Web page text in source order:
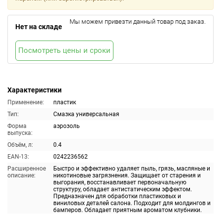
Характеристики
Применение:
пластик
Тип:
Смазка универсальная
Форма
выпуска:
аэрозоль
Объём, л:
0.4
EAN-13:
0242236562
Расширенное
описание:
Быстро и эффективно удаляет пыль, грязь, масляные и
никотиновые загрязнения. Защищает от старения и
выгорания, восстанавливает первоначальную
структуру, обладает антистатическим эффектом.
Предназначен для обработки пластиковых и
виниловых деталей салона. Подходит для молдингов и
бамперов. Обладает приятным ароматом клубники.
Нет на складе
Мы можем привезти данный товар под заказ.
Посмотреть цены и сроки